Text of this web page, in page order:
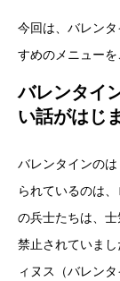
今回は、バレン
すめのメニューを
バレンタイ
い話がはじ
バレンタインの
られているのは
の兵士たちは、
禁止されていま
ィヌス（バレンタ